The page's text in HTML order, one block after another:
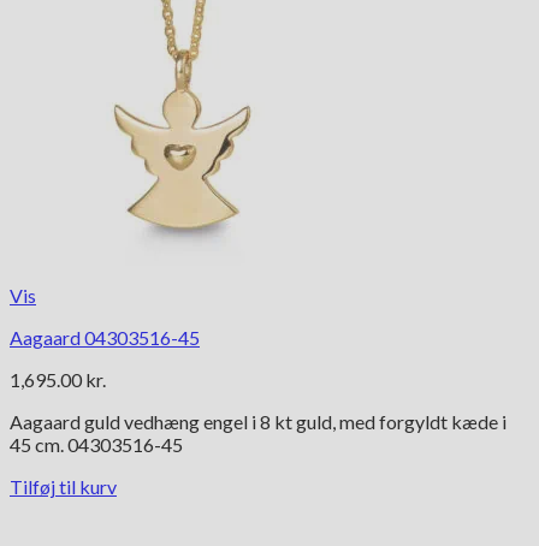
Vis
Aagaard 04303516-45
1,695.00 kr.
Aagaard guld vedhæng engel i 8 kt guld, med forgyldt kæde i
45 cm. 04303516-45
Tilføj til kurv